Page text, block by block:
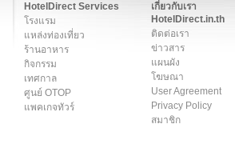
HotelDirect Services
โรงแรม
แหล่งท่องเที่ยว
ร้านอาหาร
กิจกรรม
เทศกาล
ศูนย์ OTOP
แพคเกจทัวร์
เกี่ยวกับเรา
HotelDirect.in.th
ติดต่อเรา
ข่าวสาร
แผนผัง
โฆษณา
User Agreement
Privacy Policy
สมาชิก